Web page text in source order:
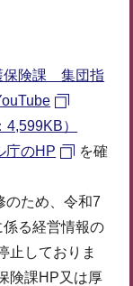
険課 集団指
）
庁のHP
を確
ため、令和7
る経営情報の
止しておりま
険課HP又は厚